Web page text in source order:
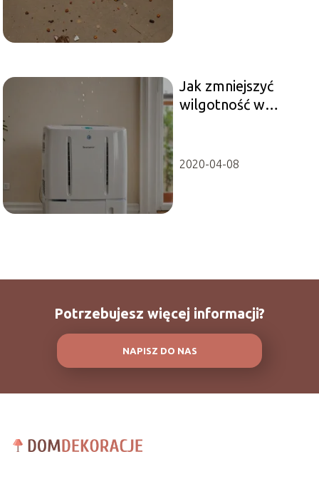
Jak zmniejszyć
wilgotność w
kroku
2020-04-08
Potrzebujesz więcej informacji?
NAPISZ DO NAS